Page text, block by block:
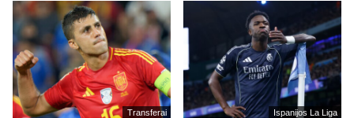
Transferai Ispanijos La Liga